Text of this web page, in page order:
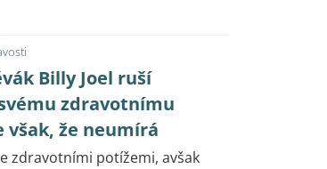
Billy Joel ruší
zdravotnímu
však, že neumírá
zdravotními potížemi, avšak